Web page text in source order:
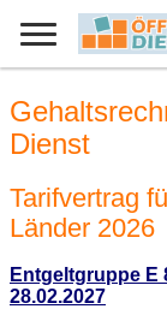
Dienst
Tarifvertrag
Länder 2026
Entgeltgruppe E
28.02.2027